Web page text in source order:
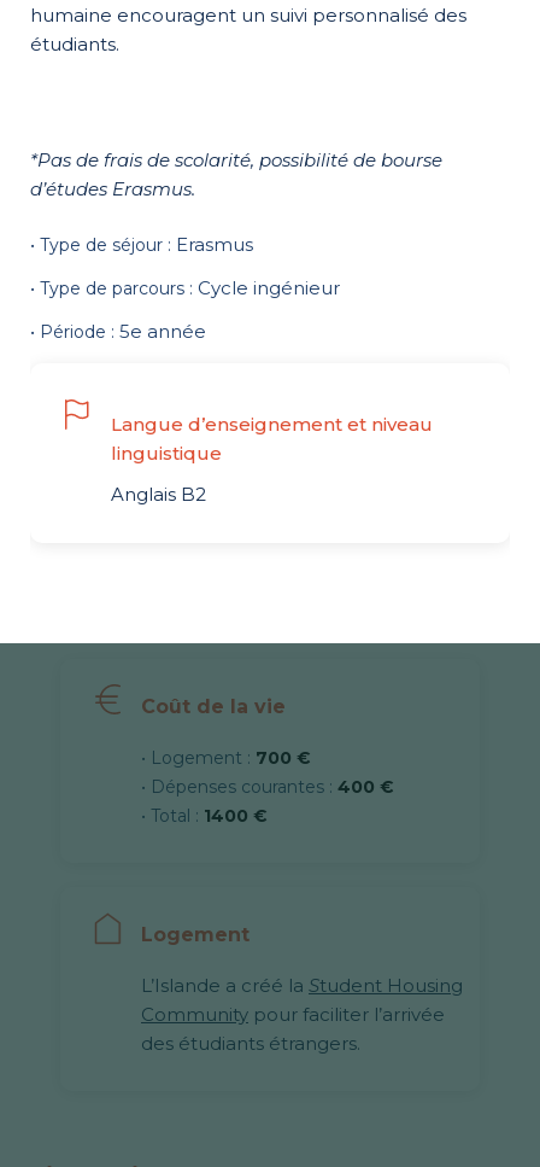
humaine encouragent un suivi personnalisé des
étudiants.
*Pas de frais de scolarité, possibilité de bourse
d’études Erasmus.
• Type de séjour : Erasmus
• Type de parcours : Cycle ingénieur
• Période : 5e année
Langue d’enseignement et niveau
linguistique
Anglais B2
Coût de la vie
• Logement : 700 €
• Dépenses courantes : 400 €
• Total : 1400 €
Logement
L’Islande a créé la Student Housing
Community pour faciliter l’arrivée
des étudiants étrangers.